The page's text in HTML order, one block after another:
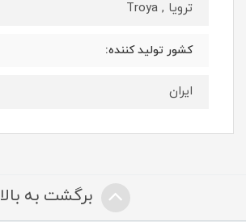
ترویا , Troya
کشور تولید کننده:
ایران
برگشت به بالا